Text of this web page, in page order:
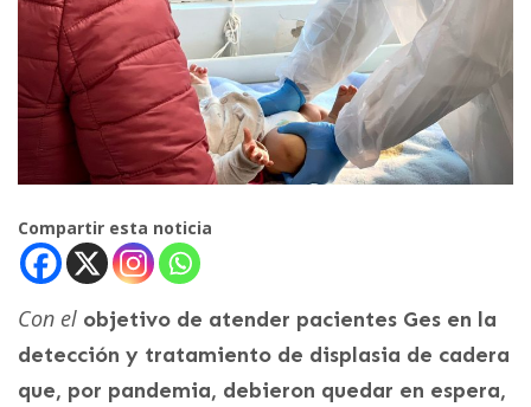
Compartir esta noticia
Con el objetivo de atender pacientes Ges en la
detección y tratamiento de displasia de cadera
que, por pandemia, debieron quedar en espera,